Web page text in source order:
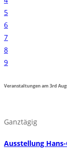
5
6
7
8
9
Veranstaltungen am3rd
Ganztägig
Ausstellung